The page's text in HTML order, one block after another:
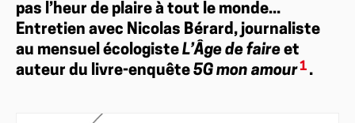
pas l’heur de plaire à tout le monde...
Entretien avec Nicolas Bérard, journaliste
au mensuel écologiste L’Âge de faire et
auteur du livre-enquête 5G mon amour1 .